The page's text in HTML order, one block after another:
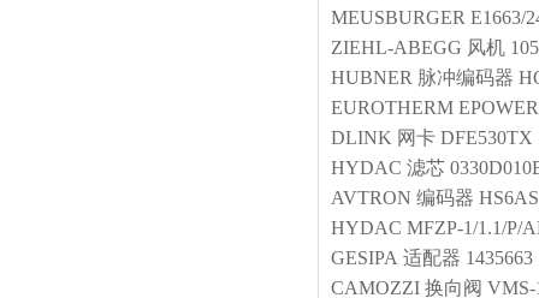
MEUSBURGER E1663/
ZIEHL-ABEGG 风机
HUBNER 脉冲编码器
EUROTHERM
DLINK 网卡 DFE530TX
HYDAC 滤芯
AVTRON 编码器
HYDAC MFZP-1/1.1/P/
GESIPA 适配器 1435663
CAMOZZI 换向阀 VMS-